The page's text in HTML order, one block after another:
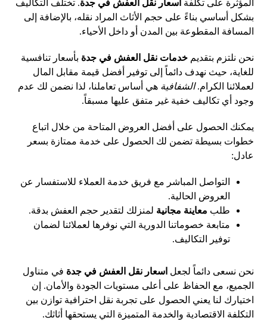
المؤثرة على تكلفة اسعار نقل العفش في جدة. تختلف التكاليف
بشكل أساسي بناءً على حجم الأثاث المراد نقله، بالإضافة إلى
المسافة المقطوعة بين المدن أو داخل الأحياء.
نحن نلتزم بتقديمخدمات نقل العفش في جدة بأسعار تنافسية
للغاية، حيث نهدف دائماً إلى توفير أفضل قيمة مقابل المال
لعملائنا الكرام.الشفافية هي أساس تعاملنا، لذا نضمن لك عدم
وجود أي تكاليف خفية غير متفق عليها مسبقاً.
يمكنك الحصول على أفضل العروض المتاحة من خلال اتباع
خطوات بسيطة تضمن لك الحصول على خدمة ممتازة بسعر
عادل:
التواصل المباشر مع فريق خدمة العملاء للاستفسار عن
العروض الحالية.
طلب معاينة مجانية لمنزلك لتقدير حجم العفش بدقة.
متابعة خصوماتنا الدورية التي نوفرها لعملائنا لضمان
توفير التكاليف.
نحن نسعى دائماً لجعل اسعار نقل العفش في جدة في متناول
الجميع، مع الحفاظ على أعلى مستويات الجودة والأمان. إن
اختيارك لنا يعني الحصول على تجربة نقل احترافية توازن بين
التكلفة الاقتصادية والخدمة المتميزة التي يستحقها أثاثك.